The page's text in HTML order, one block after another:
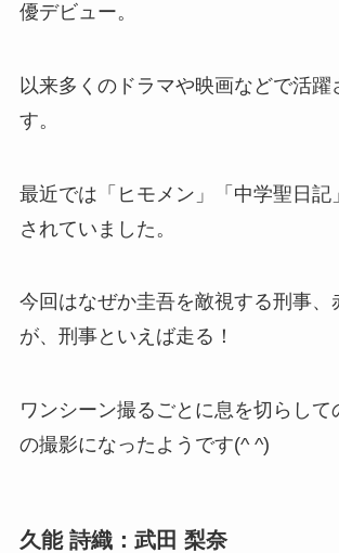
優デビュー。
以来多くのドラマや映画などで活躍
す。
最近では「ヒモメン」「中学聖日記
されていました。
今回はなぜか圭吾を敵視する刑事、
が、刑事といえば走る！
ワンシーン撮るごとに息を切らして
の撮影になったようです(^ ^)
久能 詩織：武田 梨奈